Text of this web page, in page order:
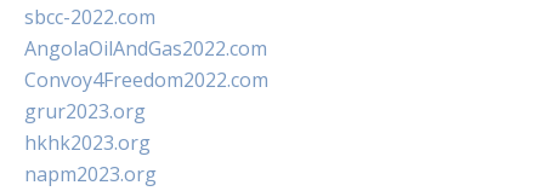
sbcc-2022.com
AngolaOilAndGas2022.com
Convoy4Freedom2022.com
grur2023.org
hkhk2023.org
napm2023.org